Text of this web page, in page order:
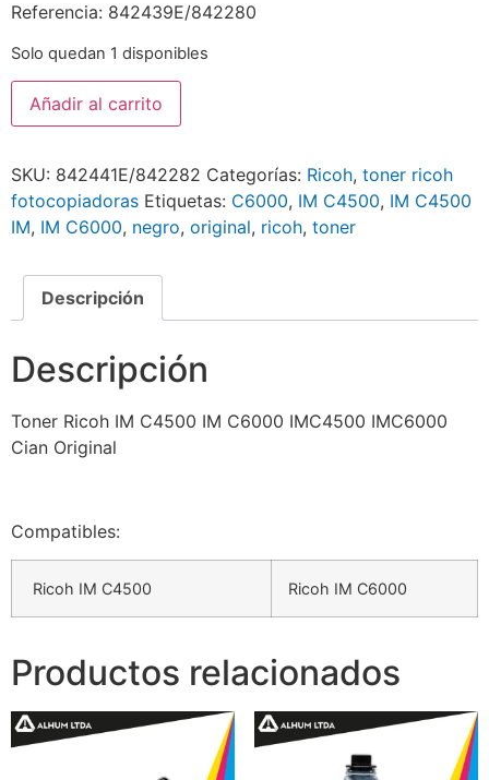
Referencia: 842439E/842280
Solo quedan 1 disponibles
Añadir al carrito
SKU: 842441E/842282 Categorías: Ricoh, toner ricoh
fotocopiadoras Etiquetas: C6000, IM C4500, IM C4500
IM, IM C6000, negro, original, ricoh, toner
Descripción
Descripción
Toner Ricoh IM C4500 IM C6000 IMC4500 IMC6000
Cian Original
Compatibles:
Ricoh IM C4500 Ricoh IM C6000
Productos relacionados